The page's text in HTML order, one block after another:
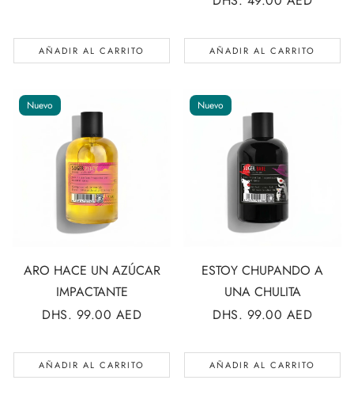
AÑADIR AL CARRITO AÑADIR AL CARRITO
Nuevo
ARO HACE UN AZÚCAR
IMPACTANTE
PRECIO
DHS. 99.00 AED
AÑADIR AL CARRITO
Nuevo
ESTOY CHUPANDO A
UNA CHULITA
PRECIO
DHS. 99.00 AED
AÑADIR AL CARRITO